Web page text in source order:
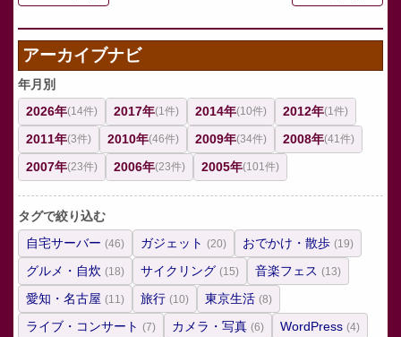
アーカイブナビ
年月別
2026年(14件) 2017年(1件) 2014年(10件) 2012年(1件)
2011年(3件) 2010年(46件) 2009年(34件) 2008年(41件)
2007年(23件) 2006年(23件) 2005年(101件)
タグで絞り込む
自宅サーバー (46) ガジェット (20) おでかけ・散歩 (19)
グルメ・自炊 (18) サイクリング (15) 音楽フェス (13)
愛知・名古屋 (11) 旅行 (10) 東京生活 (8)
ライブ・コンサート (7) カメラ・写真 (6) WordPress (4)